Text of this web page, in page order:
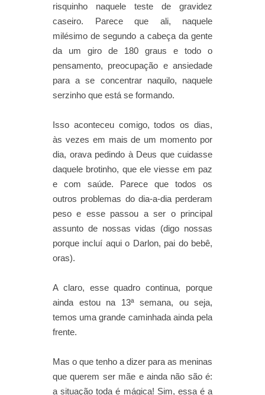
risquinho naquele teste de gravidez
caseiro. Parece que ali, naquele
milésimo de segundo a cabeça da gente
da um giro de 180 graus e todo o
pensamento, preocupação e ansiedade
para a se concentrar naquilo, naquele
serzinho que está se formando.
Isso aconteceu comigo, todos os dias,
às vezes em mais de um momento por
dia, orava pedindo à Deus que cuidasse
daquele brotinho, que ele viesse em paz
e com saúde. Parece que todos os
outros problemas do dia-a-dia perderam
peso e esse passou a ser o principal
assunto de nossas vidas (digo nossas
porque incluí aqui o Darlon, pai do bebê,
oras).
A claro, esse quadro continua, porque
ainda estou na 13ª semana, ou seja,
temos uma grande caminhada ainda pela
frente.
Mas o que tenho a dizer para as meninas
que querem ser mãe e ainda não são é:
a situação toda é mágica! Sim, essa é a